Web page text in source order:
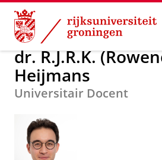
Skip
Content
Skip
Navigation
Over ons dr. R.J.R.K.
dr. R.J.R.K.
Heijmans
Universitair Docent